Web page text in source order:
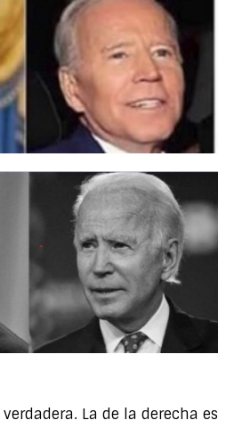
La de la derecha es